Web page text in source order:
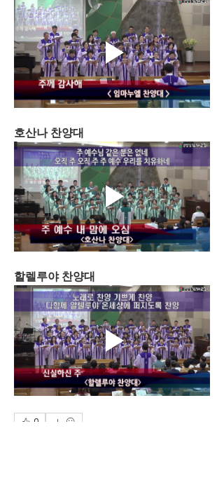
호산나 찬양대
할렐루야 찬양대
0